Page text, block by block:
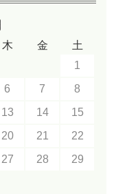
木 金
土
1
6 7
8
13 14
15
20 21
22
27 28
29